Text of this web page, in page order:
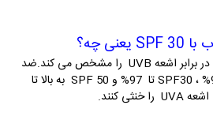
SPF میزان مراقبت از پوست در برابر اشعه UVB را مشخص می کند.ضد
آفتاب با SPF 15 می تواند 93% ، SPF30 تا 97% و SPF 50 به بالا تا